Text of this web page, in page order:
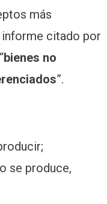
más
citado por
bienes no
”.
se produce,